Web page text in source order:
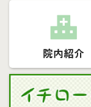
院内紹介